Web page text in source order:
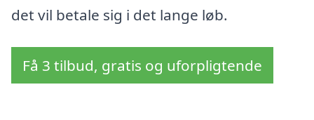
det vil betale sig i det lange løb.
Få 3 tilbud, gratis og uforpligtende